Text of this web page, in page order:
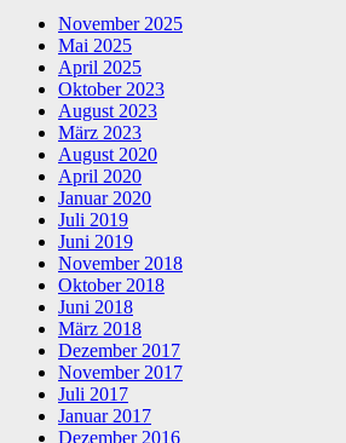
November 2025
Mai 2025
April 2025
Oktober 2023
August 2023
März 2023
August 2020
April 2020
Januar 2020
Juli 2019
Juni 2019
November 2018
Oktober 2018
Juni 2018
März 2018
Dezember 2017
November 2017
Juli 2017
Januar 2017
Dezember 2016